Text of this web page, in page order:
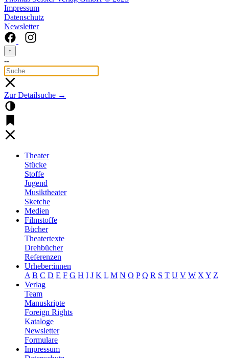
Impressum
Datenschutz
Newsletter
↑
--
Zur Detailsuche →
Theater
Stücke
Stoffe
Jugend
Musiktheater
Sketche
Medien
Filmstoffe
Bücher
Theatertexte
Drehbücher
Referenzen
Urheber:innen
A B C D E F G H I J K L M N O P Q R S T U V W X Y Z
Verlag
Team
Manuskripte
Foreign Rights
Kataloge
Newsletter
Formulare
Impressum